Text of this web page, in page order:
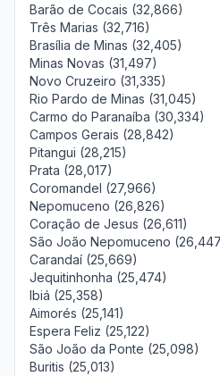
Barão de Cocais (32,866)
Três Marias (32,716)
Brasília de Minas (32,405)
Minas Novas (31,497)
Novo Cruzeiro (31,335)
Rio Pardo de Minas (31,045)
Carmo do Paranaíba (30,334)
Campos Gerais (28,842)
Pitangui (28,215)
Prata (28,017)
Coromandel (27,966)
Nepomuceno (26,826)
Coração de Jesus (26,611)
São João Nepomuceno
Carandaí (25,669)
Jequitinhonha (25,474)
Ibiá (25,358)
Aimorés (25,141)
Espera Feliz (25,122)
São João da Ponte (25,098)
Buritis (25,013)